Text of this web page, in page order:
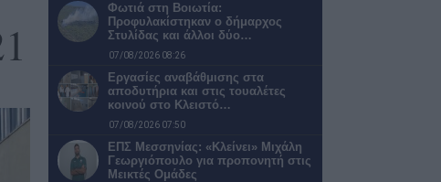
Φωτιά στη Βοιωτία:
Προφυλακίστηκαν ο δήμαρχος
Στυλίδας και άλλοι δύο…
07/08/2026 08:26
Εργασίες αναβάθμισης στα
αποδυτήρια και στις τουαλέτες
κοινού στο Κλειστό…
07/08/2026 07:50
ΕΠΣ Μεσσηνίας: «Κλείνει» Μιχάλη
Γεωργιόπουλο για προπονητή στις
Μεικτές Ομάδες